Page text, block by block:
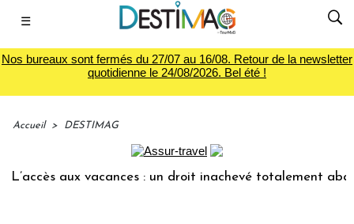
☰
Nos bureaux sont fermés du 27/07 au 16/08. Retour de la newsletter
quotidienne le 24/08/2026. Bel été !
Accueil > DESTIMAG
aux vacances : un droit inachevé totalement